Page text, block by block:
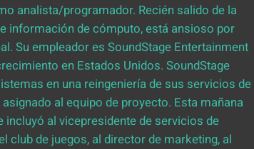
analista/programador. Recién salido de la
información de cómputo, está ansioso por
Su empleador es SoundStage Entertainment
en Estados Unidos. SoundStage
en una reingeniería de sus servicios de
al equipo de proyecto. Esta mañana
incluyó al vicepresidente de servicios de
club de juegos, al director de marketing, al